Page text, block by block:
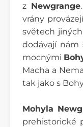
z Newgrange
vrány
světech
dodávají nám
mocnými
Macha a
tak jako s
Mohyla
prehistorické